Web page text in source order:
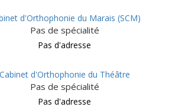
d'Orthophonie du Marais (SCM)
Pas de spécialité
Pas d'adresse
Cabinet d'Orthophonie du Théâtre
Pas de spécialité
Pas d'adresse